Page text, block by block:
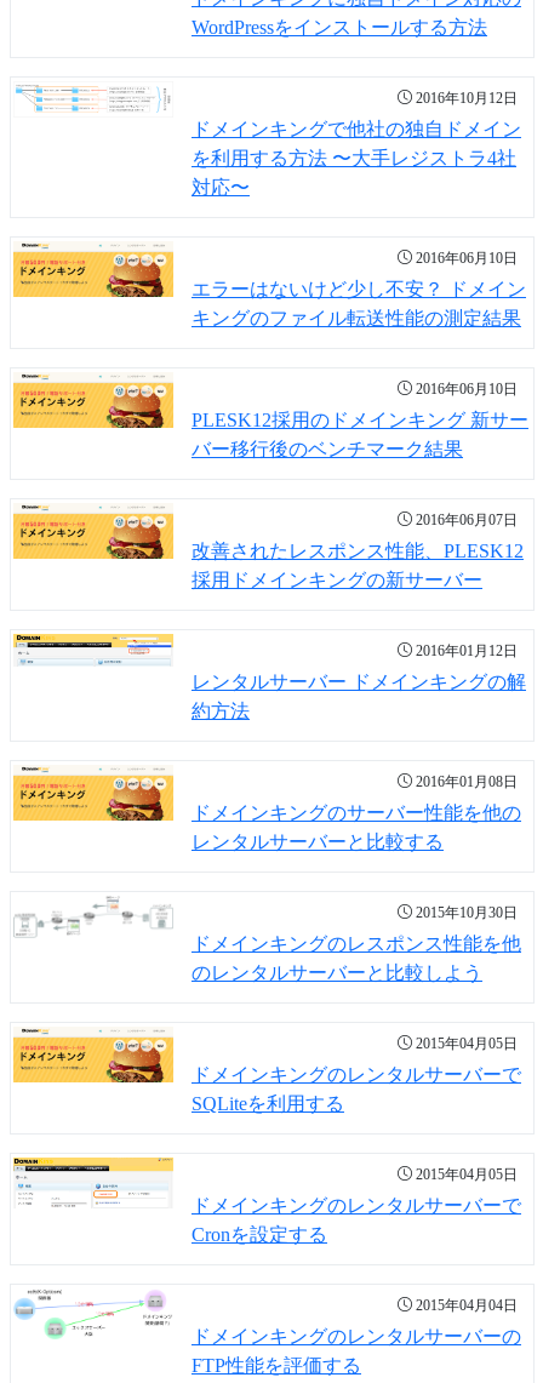
WordPressをインストールする方法
2016年10月12日
ドメインキングで他社の独自ドメイン
を利用する方法 〜大手レジストラ4社
対応〜
2016年06月10日
エラーはないけど少し不安？ ドメイン
キングのファイル転送性能の測定結果
2016年06月10日
PLESK12採用のドメインキング 新サー
バー移行後のベンチマーク結果
2016年06月07日
改善されたレスポンス性能、PLESK12
採用ドメインキングの新サーバー
2016年01月12日
レンタルサーバー ドメインキングの解
約方法
2016年01月08日
ドメインキングのサーバー性能を他の
レンタルサーバーと比較する
2015年10月30日
ドメインキングのレスポンス性能を他
のレンタルサーバーと比較しよう
2015年04月05日
ドメインキングのレンタルサーバーで
SQLiteを利用する
2015年04月05日
ドメインキングのレンタルサーバーで
Cronを設定する
2015年04月04日
ドメインキングのレンタルサーバーの
FTP性能を評価する